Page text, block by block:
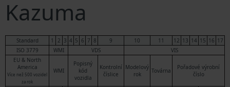
Kazuma
Standard 1 2 3 4 5 6 7 8 9 10 11 12 13 14 15 16 17
ISO 3779
WMI VDS
VIS
EU & North
America
Více než 500 vozidel
za rok
WMI
Popisný
kód
vozidla
Kontrolní
číslice
Modelový
rok
Továrna
Pořadové výrobní
číslo